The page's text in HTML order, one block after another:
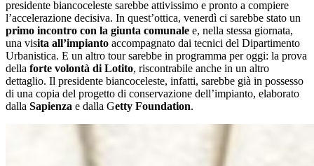
presidente biancoceleste sarebbe attivissimo e pronto a compiere
l’accelerazione decisiva. In quest’ottica, venerdì ci sarebbe stato un
primo incontro con la giunta comunale e, nella stessa giornata,
una visita all’impianto accompagnato dai tecnici del Dipartimento
Urbanistica. E un altro tour sarebbe in programma per oggi: la prova
della forte volontà di Lotito, riscontrabile anche in un altro
dettaglio. Il presidente biancoceleste, infatti, sarebbe già in possesso
di una copia del progetto di conservazione dell’impianto, elaborato
dalla Sapienza e dalla Getty Foundation.